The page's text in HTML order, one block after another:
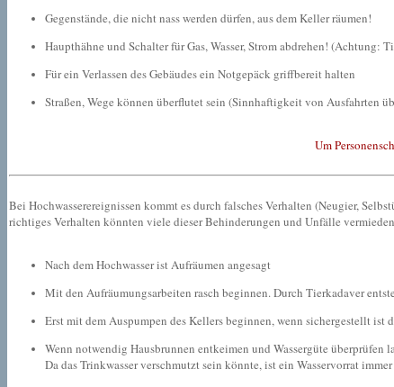
Gegenstände, die nicht nass werden dürfen, aus dem Keller räumen!
Haupthähne und Schalter für Gas, Wasser, Strom abdrehen! (Achtung:
Für ein Verlassen des Gebäudes ein Notgepäck griffbereit halten
Straßen, Wege können überflutet sein (Sinnhaftigkeit von Ausfahrten
Um
Bei Hochwasserereignissen kommt es durch falsches Verhalten (Neugier,
richtiges Verhalten könnten viele dieser Behinderungen und Unfälle
Nach dem Hochwasser ist Aufräumen angesagt
Mit den Aufräumungsarbeiten rasch beginnen. Durch Tierkadaver
Erst mit dem Auspumpen des Kellers beginnen, wenn sichergestellt ist
Wenn notwendig Hausbrunnen entkeimen und Wassergüte überprüfen
Da das Trinkwasser verschmutzt sein könnte, ist ein Wasservorrat